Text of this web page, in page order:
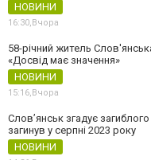
НОВИНИ
16:30, Вчора
58-річний житель
«Досвід має значення»
НОВИНИ
15:16, Вчора
Слов’янськ згадує
загинув у серпні 2023 року
НОВИНИ